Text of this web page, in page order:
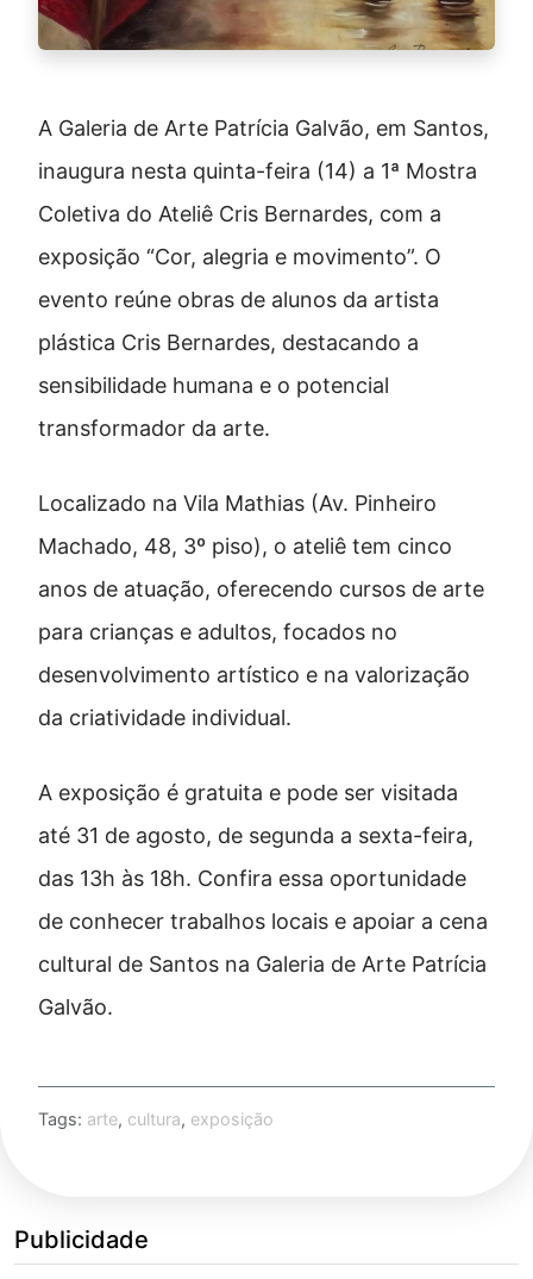
A Galeria de Arte Patrícia Galvão, em Santos,
inaugura nesta quinta-feira (14) a 1ª Mostra
Coletiva do Ateliê Cris Bernardes, com a
exposição “Cor, alegria e movimento”. O
evento reúne obras de alunos da artista
plástica Cris Bernardes, destacando a
sensibilidade humana e o potencial
transformador da arte.
Localizado na Vila Mathias (Av. Pinheiro
Machado, 48, 3º piso), o ateliê tem cinco
anos de atuação, oferecendo cursos de arte
para crianças e adultos, focados no
desenvolvimento artístico e na valorização
da criatividade individual.
A exposição é gratuita e pode ser visitada
até 31 de agosto, de segunda a sexta-feira,
das 13h às 18h. Confira essa oportunidade
de conhecer trabalhos locais e apoiar a cena
cultural de Santos na Galeria de Arte Patrícia
Galvão.
Tags: arte, cultura, exposição
Publicidade